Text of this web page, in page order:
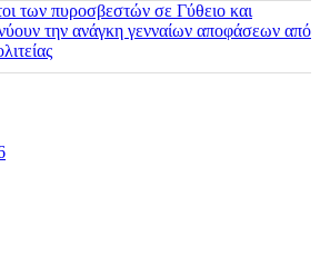
των πυροσβεστών σε Γύθειο και
την ανάγκη γενναίων αποφάσεων από